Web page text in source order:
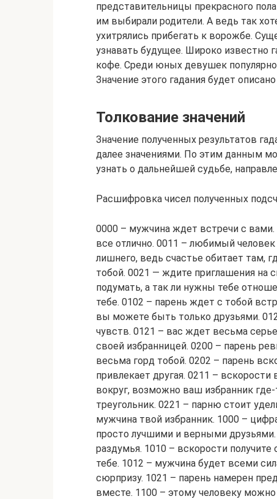
представительницы прекрасного
им выбирали родители. А ведь так
ухитрялись прибегать к ворожбе.
узнавать будущее. Широко известно
кофе. Среди юных девушек
Значение этого гадания будет
Толкование значений
Значение полученных результатов
далее значениями. По этим данным
узнать о дальнейшей судьбе,
Расшифровка чисел полученных
0000 – мужчина ждет встречи с вами.
все отлично. 0011 – любимый
лишнего, ведь счастье обитает там,
тобой. 0021 — ждите приглашения на
подумать, а так ли нужны тебе
тебе. 0102 – парень ждет с тобой
вы можете быть только друзьями.
чувств. 0121 – вас ждет весьма
своей избранницей. 0200 – парень
весьма горд тобой. 0202 – парень
привлекает другая. 0211 –
вокруг, возможно ваш избранник
треугольник. 0221 – парню стоит
мужчина твой избранник. 1000 –
просто лучшими и верными друзьями.
раздумья. 1010 – вскорости
тебе. 1012 – мужчина будет всеми
сюрпризу. 1021 – парень намерен
вместе. 1100 – этому человеку